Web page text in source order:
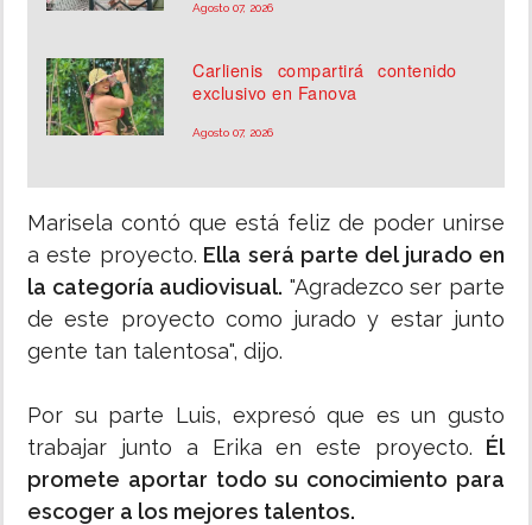
Agosto 07, 2026
Carlienis compartirá contenido
exclusivo en Fanova
Agosto 07, 2026
Marisela contó que está feliz de poder unirse
a este proyecto. Ella será parte del jurado en
la categoría audiovisual. "Agradezco ser parte
de este proyecto como jurado y estar junto
gente tan talentosa", dijo.
Por su parte Luis, expresó que es un gusto
trabajar junto a Erika en este proyecto. Él
promete aportar todo su conocimiento para
escoger a los mejores talentos.